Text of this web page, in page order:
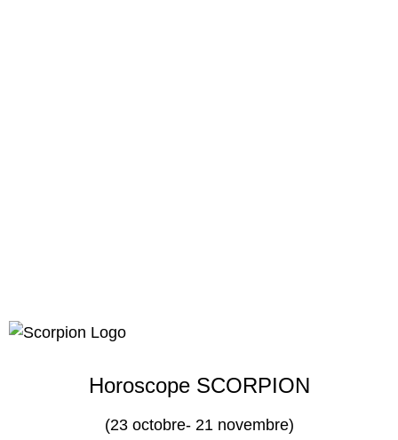
Horoscope SCORPION
(23 octobre- 21 novembre)